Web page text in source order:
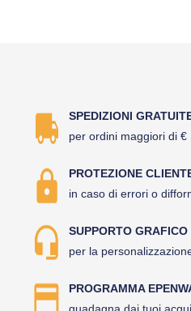
SPEDIZIONI
per ordini maggiori di €
PROTEZIONE
in caso di errori o
SUPPORTO GRAFICO
per la
PROGRAMMA